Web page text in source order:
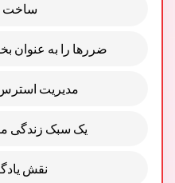
ساخت
۱. ضررها را به عنوان
۲. مدیریت
۳. یک سبک زندگی
نقش